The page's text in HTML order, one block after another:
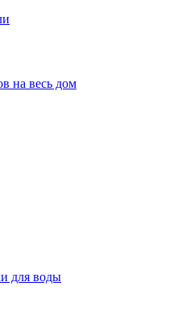
на весь дом
для воды